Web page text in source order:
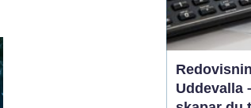
Uddevalla